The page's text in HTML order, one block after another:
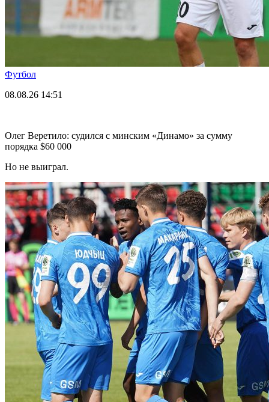
Футбол
08.08.26 14:51
Олег Веретило: судился с минским «Динамо» за сумму
порядка $60 000
Но не выиграл.